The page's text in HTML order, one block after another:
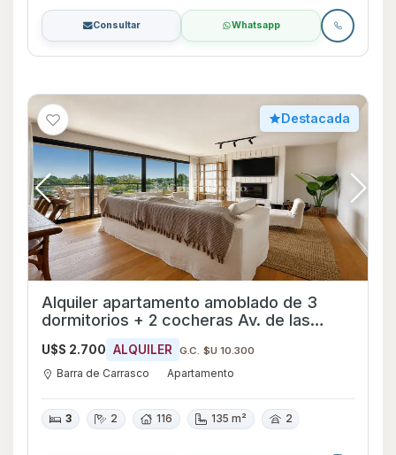
Consultar Whatsapp
Destacada
Alquiler apartamento amoblado de 3
dormitorios + 2 cocheras Av. de las
Américas - Ref 2255
U$S 2.700 ALQUILER G.C. $U 10.300
Barra de Carrasco Apartamento
3 2 116 135 m² 2